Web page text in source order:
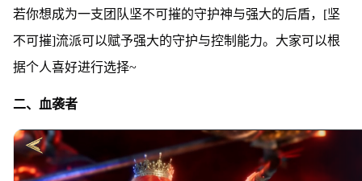
若你想成为一支团队坚不可摧的守护神与强大的后盾，[坚
不可摧]流派可以赋予强大的守护与控制能力。大家可以根
据个人喜好进行选择~
二、血袭者